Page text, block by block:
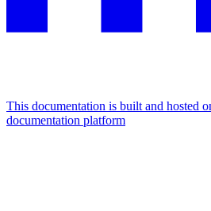
This documentation is built and hosted
documentation platform